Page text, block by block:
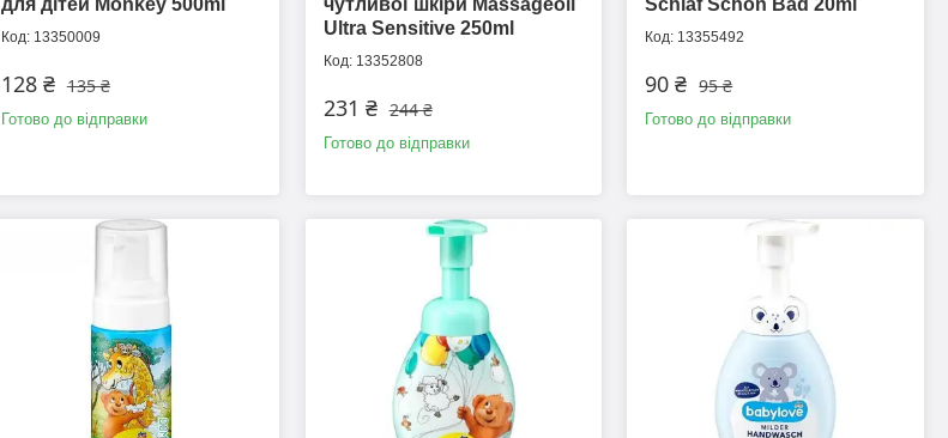
13350009
135 ₴
128 ₴
Готово до відправки
Ultra Sensitive 250ml
13352808
244 ₴
231 ₴
Готово до відправки
13355492
95 ₴
90 ₴
Готово до відправки